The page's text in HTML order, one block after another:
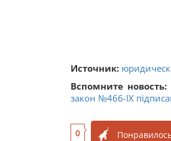
Источник:
Вспомните новость:
закон №466-ІХ
0